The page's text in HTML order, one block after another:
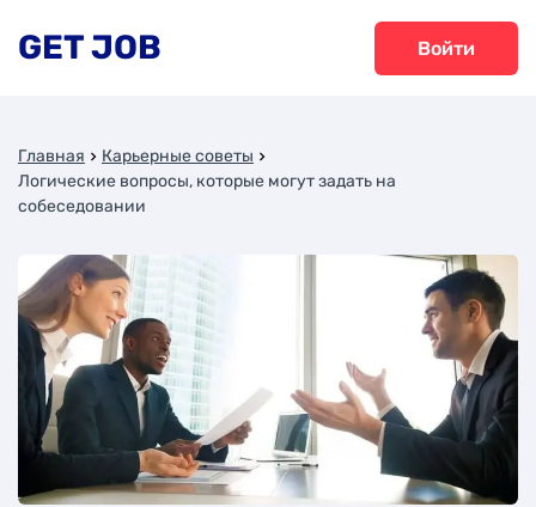
GET JOB Войти
Главная
Карьерные советы
Логические вопросы, которые могут задать на
собеседовании